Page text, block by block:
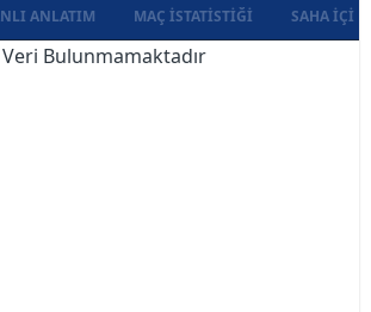
ANLATIM MAÇ İSTATISTIĞI SAHA İÇI
Veri Bulunmamaktadır